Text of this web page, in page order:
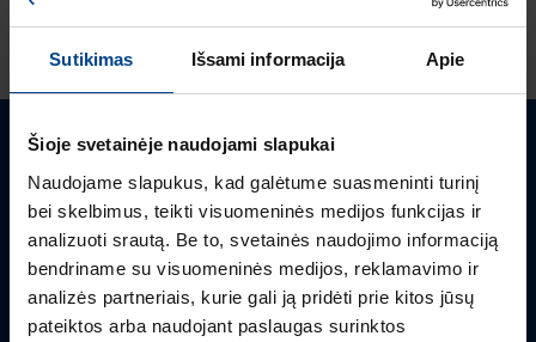
Sutikimas Išsami informacija Apie
Šioje svetainėje naudojami slapukai
Naudojame slapukus, kad galėtume suasmeninti turinį
bei skelbimus, teikti visuomeninės medijos funkcijas ir
analizuoti srautą. Be to, svetainės naudojimo informaciją
bendriname su visuomeninės medijos, reklamavimo ir
analizės partneriais, kurie gali ją pridėti prie kitos jūsų
pateiktos arba naudojant paslaugas surinktos
Mielai atsakysime į Jums aktualius klausimus.